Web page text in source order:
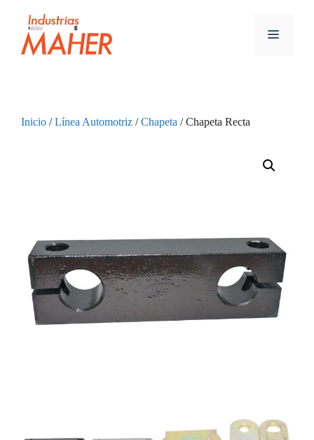
Inicio /Línea Automotriz /Chapeta / Chapeta Recta